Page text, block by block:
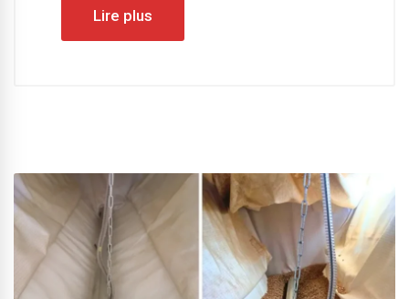
Lire plus